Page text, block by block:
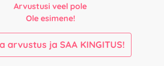
Arvustusi veel pole
Ole esimene!
arvustus ja SAA KINGITUS!